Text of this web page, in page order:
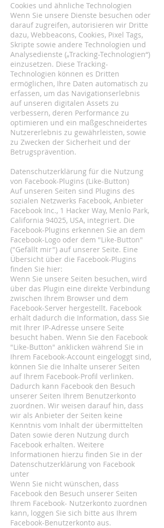
Cookies und ähnliche Technologien
Wenn Sie unsere Dienste besuchen oder
darauf zugreifen, autorisieren wir Dritte
dazu, Webbeacons, Cookies, Pixel Tags,
Skripte sowie andere Technologien und
Analysedienste („Tracking-Technologien“)
einzusetzen. Diese Tracking-
Technologien können es Dritten
ermöglichen, Ihre Daten automatisch zu
erfassen, um das Navigationserlebnis
auf unseren digitalen Assets zu
verbessern, deren Performance zu
optimieren und ein maßgeschneidertes
Nutzererlebnis zu gewährleisten, sowie
zu Zwecken der Sicherheit und der
Betrugsprävention.
Datenschutzerklärung für die Nutzung
von Facebook-Plugins (Like-Button)
Auf unseren Seiten sind Plugins des
sozialen Netzwerks Facebook, Anbieter
Facebook Inc., 1 Hacker Way, Menlo Park,
California 94025, USA, integriert. Die
Facebook-Plugins erkennen Sie an dem
Facebook-Logo oder dem "Like-Button"
("Gefällt mir") auf unserer Seite. Eine
Übersicht über die Facebook-Plugins
finden Sie hier:
Wenn Sie unsere Seiten besuchen, wird
über das Plugin eine direkte Verbindung
zwischen Ihrem Browser und dem
Facebook-Server hergestellt. Facebook
erhält dadurch die Information, dass Sie
mit Ihrer IP-Adresse unsere Seite
besucht haben. Wenn Sie den Facebook
"Like-Button" anklicken während Sie in
Ihrem Facebook-Account eingeloggt sind,
können Sie die Inhalte unserer Seiten
auf Ihrem Facebook-Profil verlinken.
Dadurch kann Facebook den Besuch
unserer Seiten Ihrem Benutzerkonto
zuordnen. Wir weisen darauf hin, dass
wir als Anbieter der Seiten keine
Kenntnis vom Inhalt der übermittelten
Daten sowie deren Nutzung durch
Facebook erhalten. Weitere
Informationen hierzu finden Sie in der
Datenschutzerklärung von Facebook
unter
Wenn Sie nicht wünschen, dass
Facebook den Besuch unserer Seiten
Ihrem Facebook- Nutzerkonto zuordnen
kann, loggen Sie sich bitte aus Ihrem
Facebook-Benutzerkonto aus.